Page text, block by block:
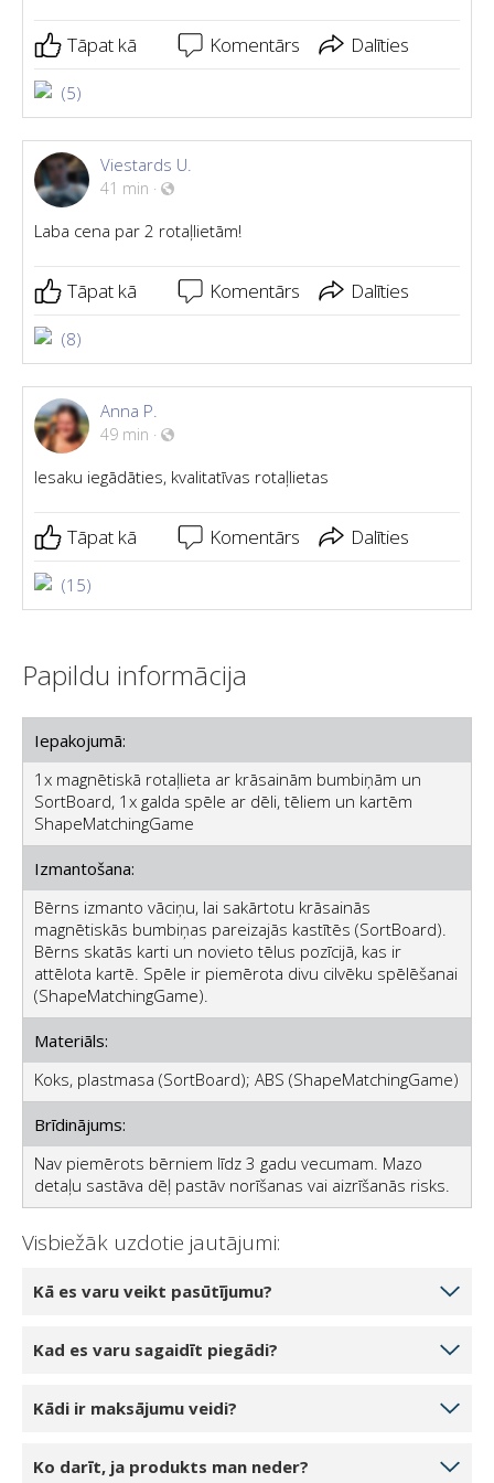
Tāpat kā Komentārs Dalīties
(5)
Viestards U.
41 min ·
Laba cena par 2 rotaļlietām!
Tāpat kā Komentārs Dalīties
(8)
Anna P.
49 min ·
Iesaku iegādāties, kvalitatīvas rotaļlietas
Tāpat kā Komentārs Dalīties
(15)
Papildu informācija
Iepakojumā:
1x magnētiskā rotaļlieta ar krāsainām bumbiņām un
SortBoard, 1x galda spēle ar dēli, tēliem un kartēm
ShapeMatchingGame
Izmantošana:
Bērns izmanto vāciņu, lai sakārtotu krāsainās
magnētiskās bumbiņas pareizajās kastītēs (SortBoard).
Bērns skatās karti un novieto tēlus pozīcijā, kas ir
attēlota kartē. Spēle ir piemērota divu cilvēku spēlēšanai
(ShapeMatchingGame).
Materiāls:
Koks, plastmasa (SortBoard); ABS (ShapeMatchingGame)
Brīdinājums:
Nav piemērots bērniem līdz 3 gadu vecumam. Mazo
detaļu sastāva dēļ pastāv norīšanas vai aizrīšanās risks.
Visbiežāk uzdotie jautājumi:
Kā es varu veikt pasūtījumu?
noklikšķinot uz 1 gabals, 2 gabali vai 3 gabali.
pievienota jūsu tiešsaistes grozam. Jūs varat pievienot
Noklikšķinot uz pogas Turpināt pie kases, jūs tiksiet
Kad es varu sagaidīt piegādi?
jūs varat sagaidīt piegādi 5-7 darba dienu laikā.
rīta. Jūs tiksiet savlaicīgi informēts pirms piegādes ar
Kādi ir maksājumu veidi?
Ko darīt, ja produkts man neder?